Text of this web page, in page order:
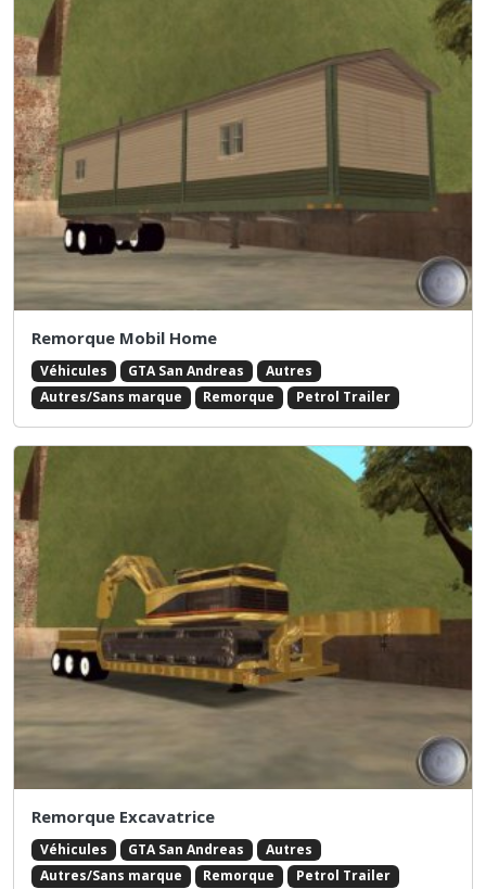
Remorque Mobil Home
Véhicules GTA San Andreas
Autres
Autres/Sans marque
Remorque Petrol Trailer
Remorque Excavatrice
Véhicules GTA San Andreas
Autres
Autres/Sans marque
Remorque Petrol Trailer